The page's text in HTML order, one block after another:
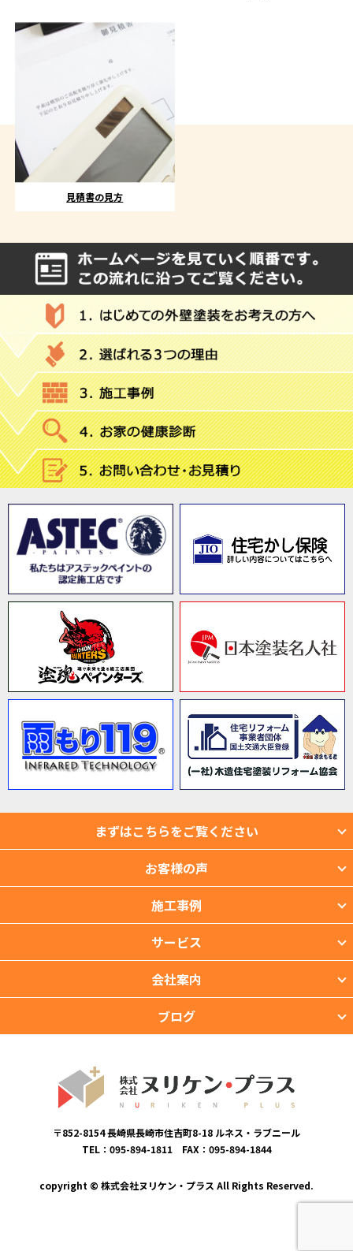
見積書の見方
まずはこちらをご覧ください
お客様の声
施工事例
サービス
会社案内
ブログ
〒852-8154 長崎県長崎市住吉町8-18 ルネス・ラブニール
TEL：095-894-1811 FAX：095-894-1844
copyright © 株式会社ヌリケン・プラス All Rights Reserved.